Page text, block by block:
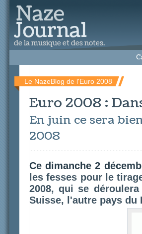
Le NazeBlog de l'Euro 2008
Euro 2008 :
En juin ce sera
2008
Ce dimanche 2
les fesses pour le
2008, qui se
Suisse, l'autre pays du